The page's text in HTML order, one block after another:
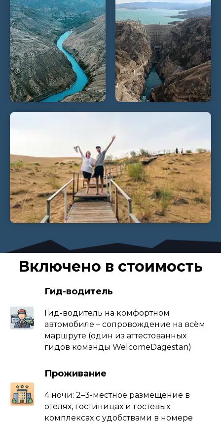
Включено в стоимость
Гид-водитель
Гид-водитель на комфортном
автомобиле – сопровождение на всём
маршруте (один из аттестованных
гидов команды WelcomeDagestan)
Проживание
4 ночи: 2–3-местное размещение в
отелях, гостиницах и гостевых
комплексах с удобствами в номере